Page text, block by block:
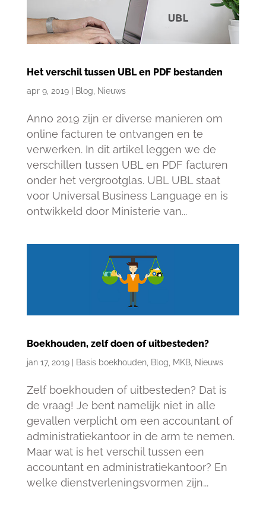
Het verschil tussen UBL en PDF bestanden
apr 9, 2019| Blog Nieuws
Anno 2019 zijn er diverse manieren om
online facturen te ontvangen en te
verwerken. In dit artikel leggen we de
verschillen tussen UBL en PDF facturen
onder het vergrootglas. UBL UBL staat
voor Universal Business Language en is
ontwikkeld door Ministerie van...
Boekhouden, zelf doen of uitbesteden?
jan 17, 2019| Basis boekhouden, Blog MKB, Nieuws
Zelf boekhouden of uitbesteden? Dat is
de vraag! Je bent namelijk niet in alle
gevallen verplicht om een accountant of
administratiekantoor in de arm te nemen.
Maar wat is het verschil tussen een
accountant en administratiekantoor? En
welke dienstverleningsvormen zijn...